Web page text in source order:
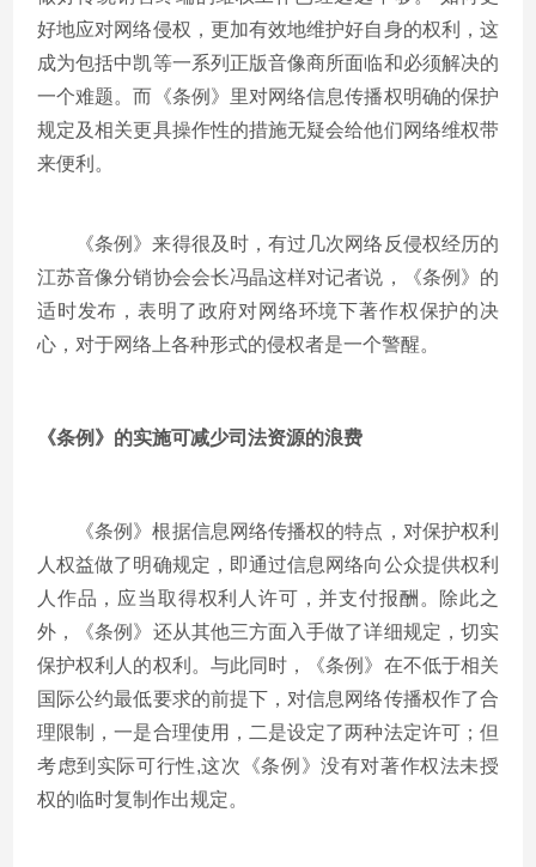
好地应对网络侵权，更加有效地维护好自身的权利，这
成为包括中凯等一系列正版音像商所面临和必须解决的
一个难题。而《条例》里对网络信息传播权明确的保护
规定及相关更具操作性的措施无疑会给他们网络维权带
来便利。
《条例》来得很及时，有过几次网络反侵权经历的
江苏音像分销协会会长冯晶这样对记者说，《条例》的
适时发布，表明了政府对网络环境下著作权保护的决
心，对于网络上各种形式的侵权者是一个警醒。
《条例》的实施可减少司法资源的浪费
《条例》根据信息网络传播权的特点，对保护权利
人权益做了明确规定，即通过信息网络向公众提供权利
人作品，应当取得权利人许可，并支付报酬。除此之
外，《条例》还从其他三方面入手做了详细规定，切实
保护权利人的权利。与此同时，《条例》在不低于相关
国际公约最低要求的前提下，对信息网络传播权作了合
理限制，一是合理使用，二是设定了两种法定许可；但
考虑到实际可行性,这次《条例》没有对著作权法未授
权的临时复制作出规定。